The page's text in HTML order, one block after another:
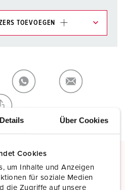
Details Über Cookies
Cookies
um Inhalte und Anzeigen
für soziale Medien
die Zugriffe auf unsere
TOEVOEGEN
TOEVOEGEN
MAKEN
schroefklemmen